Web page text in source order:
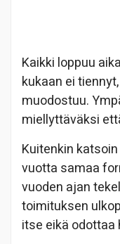
Kaikki loppuu
kukaan ei
muodostuu.
miellyttäväksi
Kuitenkin
vuotta samaa
vuoden ajan
toimituksen
itse eikä odottaa